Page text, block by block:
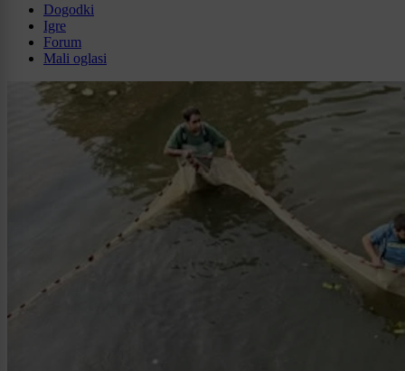
Dogodki
Igre
Forum
Mali oglasi